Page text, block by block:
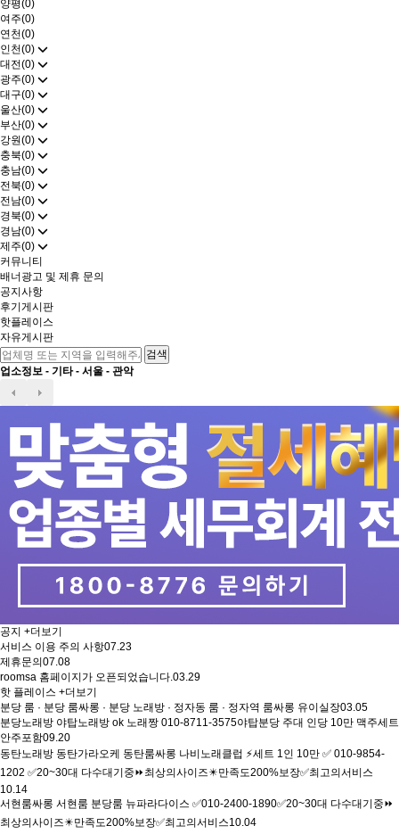
양평(0)
여주(0)
연천(0)
인천(0)
대전(0)
광주(0)
대구(0)
울산(0)
부산(0)
강원(0)
충북(0)
충남(0)
전북(0)
전남(0)
경북(0)
경남(0)
제주(0)
커뮤니티
배너광고 및 제휴 문의
공지사항
후기게시판
핫플레이스
자유게시판
업소정보 - 기타- 서울 - 관악
공지 +더보기
서비스 이용 주의 사항07.23
제휴문의 07.08
roomsa 홈페이지가 오픈되었습니다.03.29
핫 플레이스 +더보기
분당 룸 · 분당 룸싸롱 · 분당 노래방 · 정자동 룸 · 정자역 룸싸롱 유이실장03.05
분당노래방 야탑노래방 ok 노래짱 010-8711-3575야탑분당 주대 인당 10만 맥주세트
안주포함09.20
동탄노래방 동탄가라오케 동탄룸싸롱 나비노래클럽 ⚡세트 1인 10만 ✅ 010-9854-
1202 ✅20~30대 다수대기중⏩최상의사이즈✴️만족도200%보장✅최고의서비스
10.14
서현룸싸롱 서현룸 분당룸 뉴파라다이스 ✅010-2400-1890✅20~30대 다수대기중⏩
최상의사이즈✴️만족도200%보장✅최고의서비스10.04